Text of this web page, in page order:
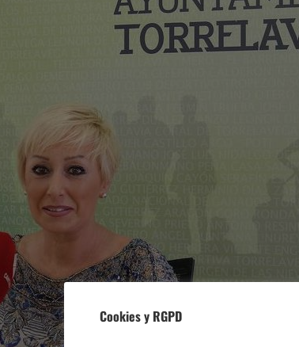
Cookies y RGPD